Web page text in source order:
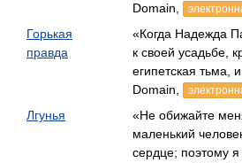
Domain,
Горькая
правда
«Когда Надежда
к своей усадьбе,
египетская
Domain,
Лгунья
«Не обижайте
маленький
сердце; поэтому